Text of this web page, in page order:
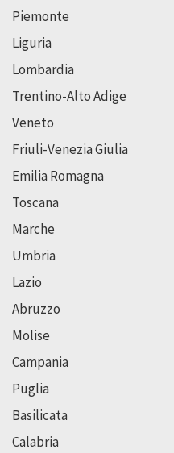
Piemonte
Liguria
Lombardia
Trentino-Alto Adige
Veneto
Friuli-Venezia Giulia
Emilia Romagna
Toscana
Marche
Umbria
Lazio
Abruzzo
Molise
Campania
Puglia
Basilicata
Calabria